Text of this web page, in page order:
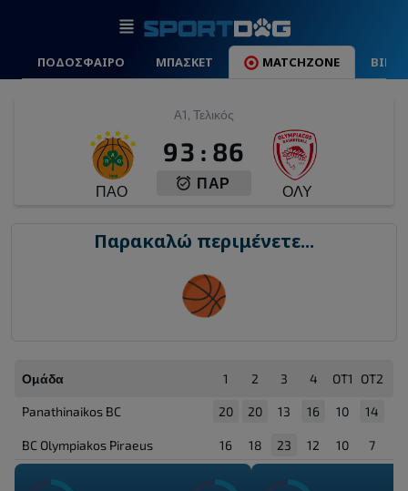
ΠΟΔΟΣΦΑΙΡΟ ΜΠΑΣΚΕΤ MATCHZONE
A1, Τελικός
ΠΑΟ
93 : 86
ΠΑΡ ΟΛΥ
Παρακαλώ περιμένετε...
Ομάδα 1 2 3 4 OT1 OT2
Panathinaikos BC
BC Olympiakos Piraeus
20
16
20
18
13
23
16
12
10
10
14
7